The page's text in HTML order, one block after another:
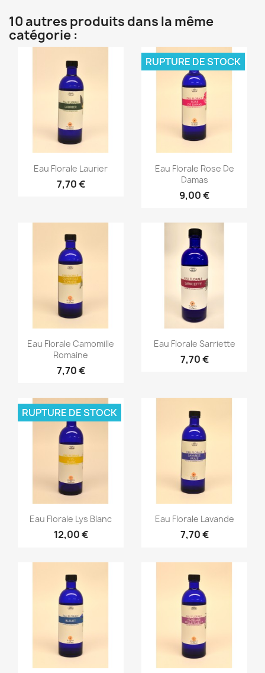
10 autres produits dans la même
catégorie :
Aperçu rapide
Eau Florale Laurier
7,70 €
Aperçu rapide
Eau Florale Rose De
Damas
9,00 €
RUPTURE DE STOCK
 Aperçu rapide
Eau Florale Camomille
Romaine
7,70 €
Aperçu rapide
Eau Florale Sarriette
7,70 €
 Aperçu rapide
Eau Florale Lys Blanc
12,00 €
RUPTURE DE STOCK
Aperçu rapide
Eau Florale Lavande
7,70 €